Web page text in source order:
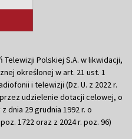
Polskiej S.A. w likwidacji,
określonej w art. 21 ust. 1
i telewizji (Dz. U. z 2022 r.
udzielenie dotacji celowej, o
dnia 29 grudnia 1992 r. o
1722 oraz z 2024 r. poz. 96)